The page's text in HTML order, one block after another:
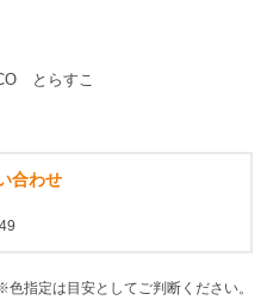
とらすこ
合わせ
色指定は目安としてご判断ください。